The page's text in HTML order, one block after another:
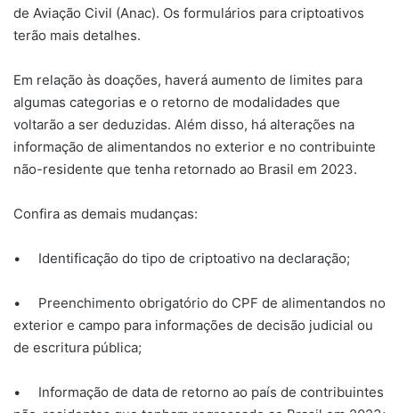
de Aviação Civil (Anac). Os formulários para criptoativos
terão mais detalhes.
Em relação às doações, haverá aumento de limites para
algumas categorias e o retorno de modalidades que
voltarão a ser deduzidas. Além disso, há alterações na
informação de alimentandos no exterior e no contribuinte
não-residente que tenha retornado ao Brasil em 2023.
Confira as demais mudanças:
• Identificação do tipo de criptoativo na declaração;
• Preenchimento obrigatório do CPF de alimentandos no
exterior e campo para informações de decisão judicial ou
de escritura pública;
• Informação de data de retorno ao país de contribuintes